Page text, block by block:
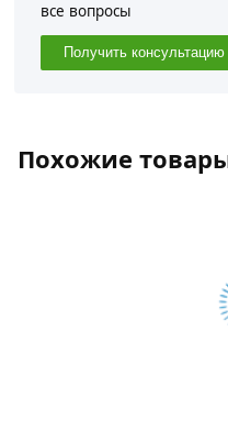
все вопросы
Получить консультацию
Похожие